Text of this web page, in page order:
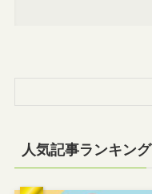
人気記事ランキング